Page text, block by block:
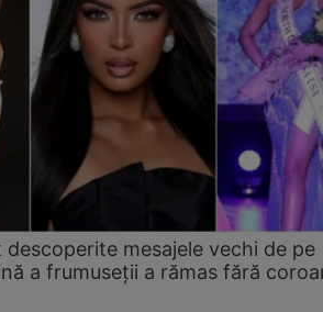
mesajele vechi de pe
a frumuseții a rămas fără